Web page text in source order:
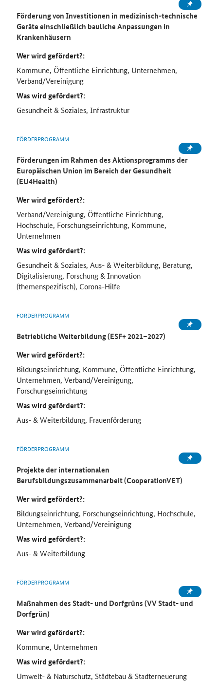
Förderung von Investitionen in medizinisch-technische
Geräte einschließlich bauliche Anpassungen in
Krankenhäusern
Wer wird gefördert?:
Kommune, Öffentliche Einrichtung, Unternehmen,
Verband/Vereinigung
Was wird gefördert?:
Gesundheit & Soziales, Infrastruktur
FÖRDERPROGRAMM
Förderungen im Rahmen des Aktionsprogramms der
Europäischen Union im Bereich der Gesundheit
(EU4Health)
Wer wird gefördert?:
Verband/Vereinigung, Öffentliche Einrichtung,
Hochschule, Forschungseinrichtung, Kommune,
Unternehmen
Was wird gefördert?:
Gesundheit & Soziales, Aus- & Weiterbildung, Beratung,
Digitalisierung, Forschung & Innovation
(themenspezifisch), Corona-Hilfe
FÖRDERPROGRAMM
Betriebliche Weiterbildung (ESF+ 2021–2027)
Wer wird gefördert?:
Bildungseinrichtung, Kommune, Öffentliche Einrichtung,
Unternehmen, Verband/Vereinigung,
Forschungseinrichtung
Was wird gefördert?:
Aus- & Weiterbildung, Frauenförderung
FÖRDERPROGRAMM
Projekte der internationalen
Berufsbildungszusammenarbeit (CooperationVET)
Wer wird gefördert?:
Bildungseinrichtung, Forschungseinrichtung, Hochschule,
Unternehmen, Verband/Vereinigung
Was wird gefördert?:
Aus- & Weiterbildung
FÖRDERPROGRAMM
Maßnahmen des Stadt- und Dorfgrüns (VV Stadt- und
Dorfgrün)
Wer wird gefördert?:
Kommune, Unternehmen
Was wird gefördert?:
Umwelt- & Naturschutz, Städtebau & Stadterneuerung